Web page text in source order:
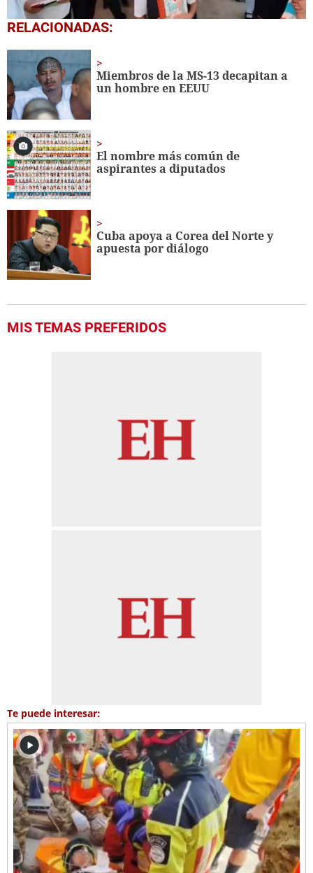
0
seconds
minute,
56
seconds
RELACIONADAS:
Miembros de la MS-13 decapitan a
un hombre en EEUU
El nombre más común de
aspirantes a diputados
Cuba apoya a Corea del Norte y
apuesta por diálogo
MIS TEMAS PREFERIDOS
Te puede interesar: